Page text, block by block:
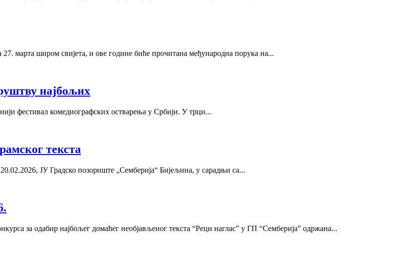
марта широм свијета, и ове године биће прочитана међународна порука на...
најбољих
фестивал комедиографских остварења у Србији. У трци...
текста
ЈУ Градско позориште „Семберија“ Бијељина, у сарадњи са...
одабир најбољег домаћег необјављеног текста “Реци наглас” у ГП “Сембeрија” одржана...